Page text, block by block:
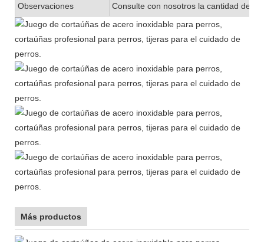
Observaciones Consulte con nosotros la cantidad de
Más productos